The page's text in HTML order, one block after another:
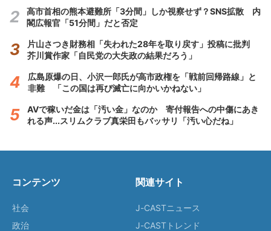
高市首相の熊本避難所「3分間」しか視察せず？SNS拡散 内
閣広報官「51分間」だと否定
片山さつき財務相「失われた28年を取り戻す」投稿に批判
芥川賞作家「自民党の大失政の結果だろう」
広島原爆の日、小沢一郎氏が高市政権を「戦前回帰路線」と
非難 「この国は再び滅亡に向かいかねない」
AVで稼いだ金は「汚い金」なのか 寄付報告への中傷にあき
れる声...スリムクラブ真栄田もバッサリ「汚い心だね」
コンテンツ
社会
政治
関連サイト
J-CASTニュース
J-CASTトレンド